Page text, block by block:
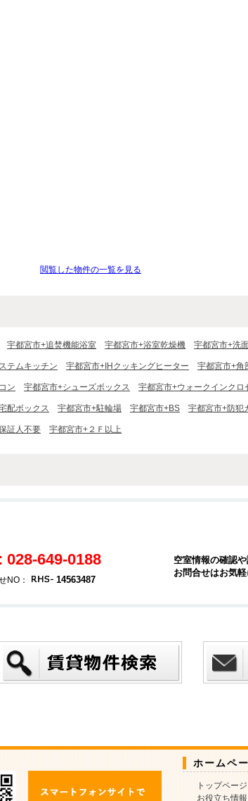
閲覧した物件の一覧を見る
宇都宮市+追焚機能浴室 宇都宮市+浴室乾燥機 宇都宮市+洗
テムキッチン 宇都宮市+IHクッキングヒーター 宇都宮市+角
ン 宇都宮市+シューズボックス 宇都宮市+ウォークインクロ
配ボックス 宇都宮市+駐輪場 宇都宮市+BS 宇都宮市+防犯
証人不要 宇都宮市+２Ｆ以上
028-649-0188
NO： 14563487
空室情報の確認
お問合せはお気
ホームペ
トップページ
お役立ち情報